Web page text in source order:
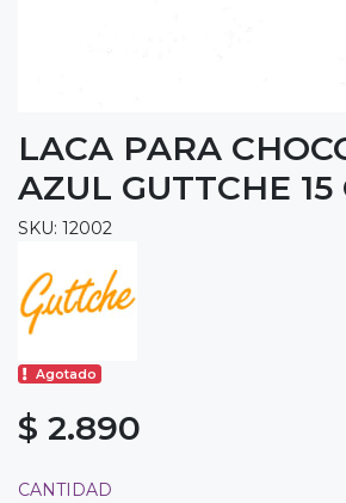
LACA PARA
AZUL GUTTCHE 15
SKU: 12002
Agotado
$ 2.890
CANTIDAD